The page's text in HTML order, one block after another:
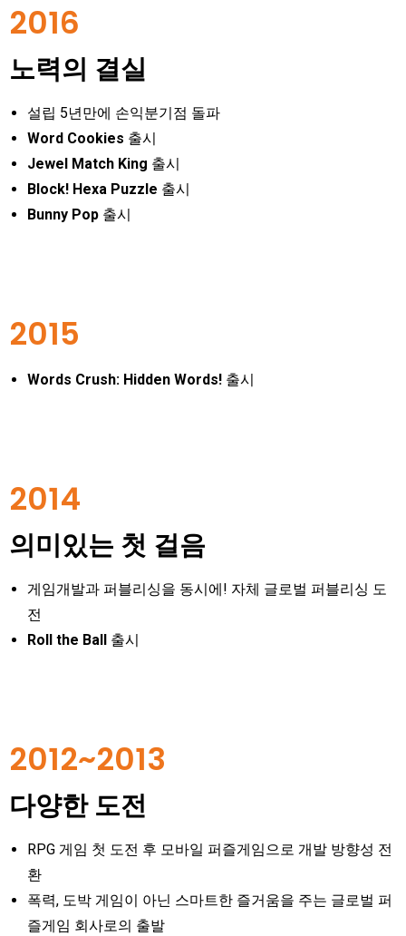
2016
노력의 결실
설립 5년만에 손익분기점 돌파
Word Cookies 출시
Jewel Match King 출시
Block! Hexa Puzzle 출시
Bunny Pop 출시
2015
Words Crush: Hidden Words! 출시
2014
의미있는 첫 걸음
게임개발과 퍼블리싱을 동시에! 자체 글로벌 퍼블리싱 도
전
Roll the Ball
출시
2012~2013
다양한 도전
RPG 게임 첫 도전 후 모바일 퍼즐게임으로 개발 방향성 전
환
폭력, 도박 게임이 아닌 스마트한 즐거움을 주는 글로벌 퍼
즐게임 회사로의 출발